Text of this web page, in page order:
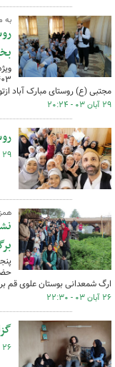
به
مجتبی (ع) روستای مبارک آباد
۲۹ آبان ۰۳ - ۲۰:۲۴
۲۹ آبان ۰۳ - ۲۰:۱۱
ارگ شمعدانی بوستان علوی قم
۲۶ آبان ۰۳ - ۲۲:۳۰
۲۶ آبان ۰۳ - ۲۲:۲۵